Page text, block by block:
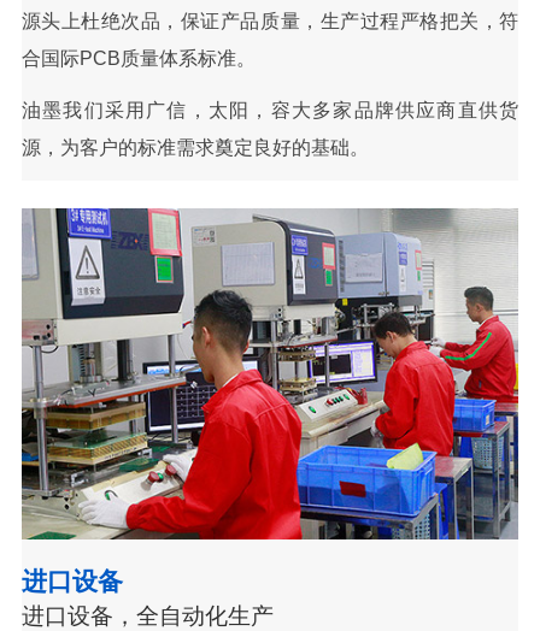
源头上杜绝次品，保证产品质量，生产过程严格把关，符
合国际PCB质量体系标准。
油墨我们采用广信，太阳，容大多家品牌供应商直供货
源，为客户的标准需求奠定良好的基础。
进口设备
进口设备，全自动化生产